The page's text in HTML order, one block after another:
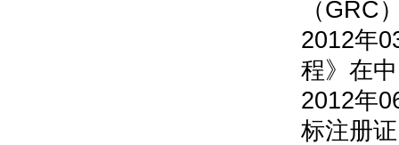
（GRC
2012年
程》在
2012年
标注册